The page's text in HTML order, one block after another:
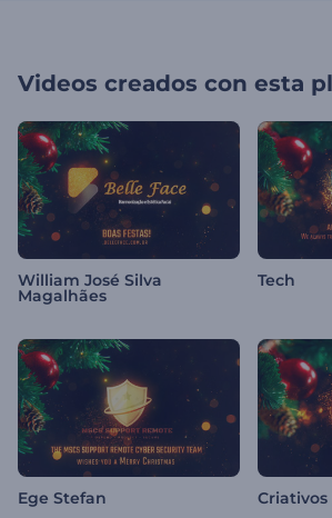
Videos creados con esta
William José Silva
Magalhães
Tech
Ege Stefan